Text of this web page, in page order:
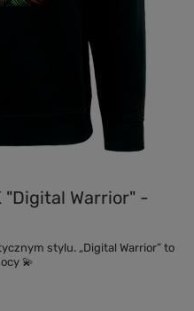
"Digital Warrior" -
stylu. „Digital Warrior” to
💫